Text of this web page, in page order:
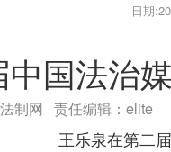
日期
国法治
制网 责任编辑：elite
王乐泉在第二届